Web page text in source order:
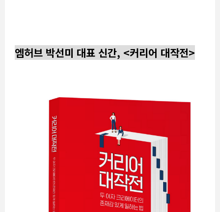
엠허브 박선미 대표 신간, <커리어 대작전>